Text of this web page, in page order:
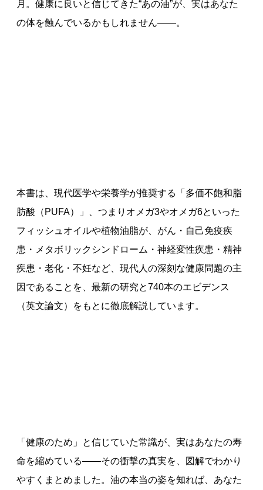
月。健康に良いと信じてきた“あの油”が、実はあなた
の体を蝕んでいるかもしれません――。
本書は、現代医学や栄養学が推奨する「多価不飽和脂
肪酸（PUFA）」、つまりオメガ3やオメガ6といった
フィッシュオイルや植物油脂が、がん・自己免疫疾
患・メタボリックシンドローム・神経変性疾患・精神
疾患・老化・不妊など、現代人の深刻な健康問題の主
因であることを、最新の研究と740本のエビデンス
（英文論文）をもとに徹底解説しています。
「健康のため」と信じていた常識が、実はあなたの寿
命を縮めている――その衝撃の真実を、図解でわかり
やすくまとめました。油の本当の姿を知れば、あなた